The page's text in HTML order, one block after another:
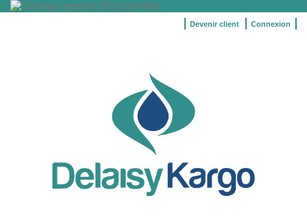
Connexion
Devenir client